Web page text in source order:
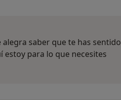
saber que te has sentido
estoy para lo que necesites